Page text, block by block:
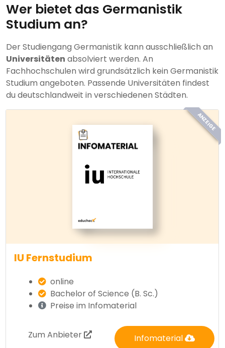
Wer bietet das Germanistik
Studium an?
Der Studiengang Germanistik kann ausschließlich an
Universitäten absolviert werden. An
Fachhochschulen wird grundsätzlich kein Germanistik
Studium angeboten. Passende Universitäten findest
du deutschlandweit in verschiedenen Städten.
ANZEIGE
IU Fernstudium
online
Bachelor of Science (B. Sc.)
Preise im Infomaterial
Zum Anbieter Infomaterial